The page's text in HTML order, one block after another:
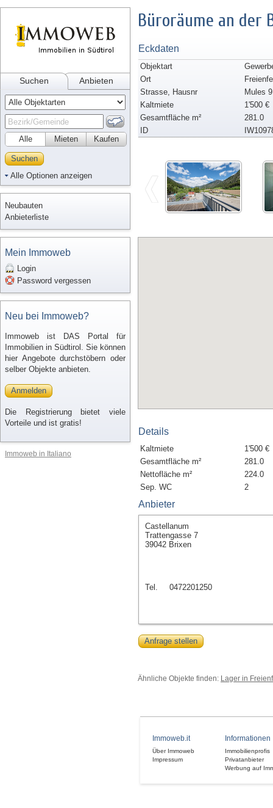
Suchen Anbieten
Alle Kaufen
Mieten
Suchen
Alle Optionen anzeigen
Neubauten
Anbieterliste
Mein Immoweb
Login
Password vergessen
Neu bei Immoweb?
Immoweb ist DAS Portal für
Immobilien in Südtirol. Sie können
hier Angebote durchstöbern oder
selber Objekte anbieten.
Anmelden
Die Registrierung bietet viele
Vorteile und ist gratis!
Immoweb in Italiano
Büroräume an der
Eckdaten
Objektart
Ort
Strasse, Hausnr
Mules
Kaltmiete
1'500 €
Gesamtfläche m²
281.0
ID
Details
Kaltmiete
1'500 €
Gesamtfläche m²
281.0
Nettofläche m²
224.0
Sep. WC
2
Anbieter
Castellanum
Trattengasse 7
39042 Brixen
Tel. 0472201250
Anfrage stellen
Ähnliche Objekte finden: Lager in
Immoweb.it
Über Immoweb
Impressum
Informationen
Immobilienprofis
Privatanbieter
Werbung auf